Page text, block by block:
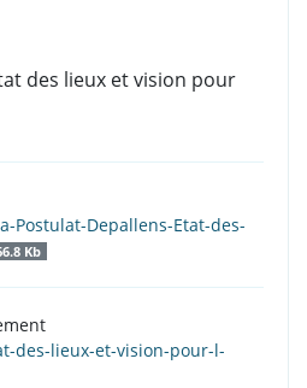
des lieux et vision pour
Postulat-Depallens-Etat-des-
Kb
des-lieux-et-vision-pour-l-